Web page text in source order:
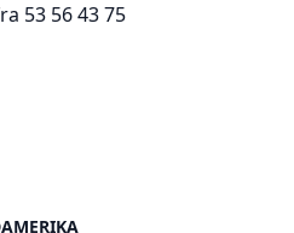
53 56 43 75